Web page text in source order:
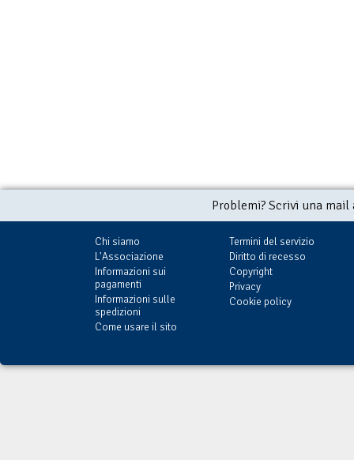
Problemi? Scrivi una
Chi siamo
L'Associazione
Informazioni sui
pagamenti
Informazioni sulle
spedizioni
Come usare il sito
Termini del servizio
Diritto di recesso
Copyright
Privacy
Cookie policy